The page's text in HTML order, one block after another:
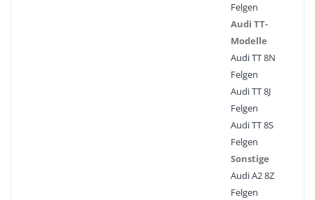
Felgen
Audi TT-
Modelle
Audi TT 8N
Felgen
Audi TT 8J
Felgen
Audi TT 8S
Felgen
Sonstige
Audi A2 8Z
Felgen